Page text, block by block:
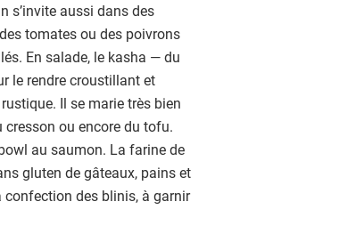
s’invite aussi dans des
tomates ou des poivrons
En salade, le kasha — du
le rendre croustillant et
Il se marie très bien
cresson ou encore du tofu.
au saumon. La farine de
gluten de gâteaux, pains et
confection des blinis, à garnir